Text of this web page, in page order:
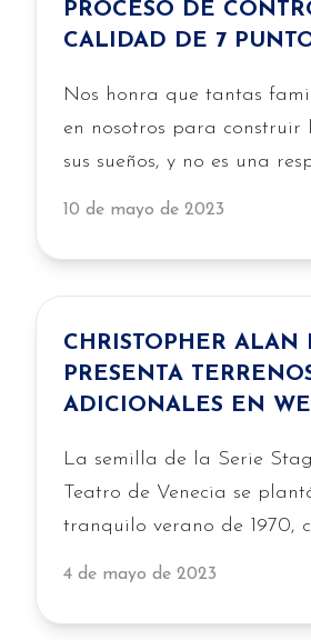
PROCESO DE
CALIDAD DE 7
Nos honra que tantas
en nosotros para construir
sus sueños, y no es una
que tomemos a la ligera.
que realizamos y nos
máximo para garantizar
quede impecable. Por eso,
implementado nuestro
control de […]
10 de mayo de 2023
CHRISTOPHER ALAN
PRESENTA
ADICIONALES EN
La semilla de la Serie
Teatro de Venecia se
tranquilo verano de 1970,
pequeño grupo…
4 de mayo de 2023